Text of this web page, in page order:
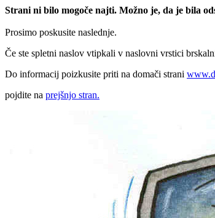
Strani ni bilo mogoče najti. Možno je, da je bila
Prosimo poskusite naslednje.
Če ste spletni naslov vtipkali v naslovni vrstici
Do informacij poizkusite priti na domači strani
pojdite na prejšnjo stran.